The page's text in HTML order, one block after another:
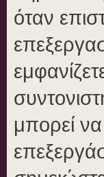
όταν
μπορεί